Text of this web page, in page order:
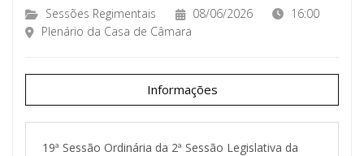
Sessões Regimentais 08/06/2026
16:00
Plenário da Casa de Câmara
Informações
19ª Sessão Ordinária da 2ª Sessão Legislativa da